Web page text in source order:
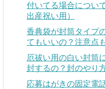
付いてる場合につい
出産祝い用）
香典袋が封筒タイプ
てもいいの？注意点
厄祓い用の白い封筒
封するの？封のやり
応募はがきの固定電